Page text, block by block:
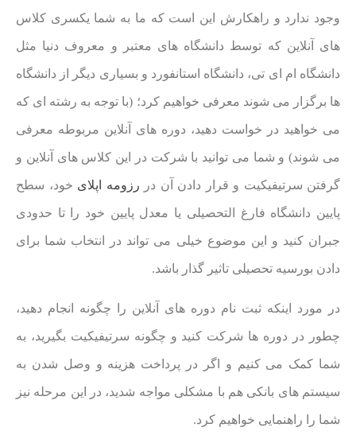
وجود ندارد و راهکارش این است که ما به شما یکسری کلاس
های آنلاین که توسط دانشگاه های معتبر و معروف دنیا مثل
دانشگاه ام ای تی، دانشگاه استانفورد و بسیاری دیگر از دانشگاه
ها برگزار می شوند معرفی خواهیم کرد؛ (با توجه به رشته ای که
می خواهید در خواست دهید، دوره های آنلاین مربوطه معرفی
می شوند) و شما می توانید با شرکت در این کلاس های آنلاین و
گرفتن سرتیفیکیت و قرار دادن آن در رزومه اپلای خود، سطح
پایین دانشگاه فارغ التحصیلی یا معدل پایین خود را تا حدودی
جبران کنید و این موضوع خیلی می تواند در انتخاب شما برای
دادن بورسیه تحصیلی تاثیر گذار باشد.
در مورد اینکه ثبت نام دوره های آنلاین را چگونه انجام دهید،
چطور در دوره ها شرکت کنید و چگونه سرتیفیکیت بگیرید، به
شما کمک می کنیم و اگر در پرداخت هزینه و وصل شدن به
سیستم های بانکی هم با مشکلی مواجه شدید، در این مرحله نیز
شما را راهنمایی خواهیم کرد.